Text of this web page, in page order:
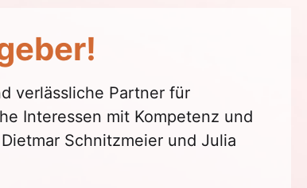
verlässliche Partner für
Interessen mit Kompetenz und
Schnitzmeier und Julia